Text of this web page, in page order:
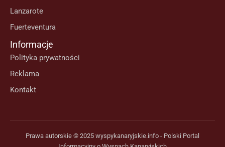
Lanzarote
Fuerteventura
Informacje
Polityka prywatności
Reklama
Kontakt
Prawa autorskie © 2025 wyspykanaryjskie.info - Polski Portal